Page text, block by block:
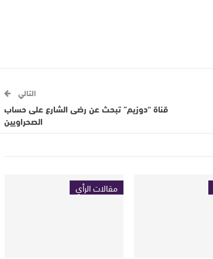
التالي
قناة “دوزيم” تبحث عن رضى الشارع على حساب
الصحراويين
مقالات الرأي